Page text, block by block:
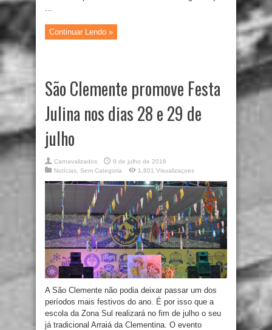
...
Continuar Lendo »
São Clemente promove Festa
Julina nos dias 28 e 29 de
julho
Carnavalizados
9 de julho de 2018
Notícias Sem Categoria 1,801 Visualizaçoes
A São Clemente não podia deixar passar um dos
períodos mais festivos do ano. É por isso que a
escola da Zona Sul realizará no fim de julho o seu
já tradicional Arraiá da Clementina. O evento